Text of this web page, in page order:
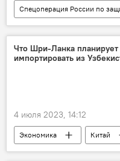
Спецоперация России по
Россия
ВСУ
Киев
ядерная
МАГАТЭ
Президент
Что Шри-Ланка планирует
импортировать из
4 июля 2023, 14:12
Экономика Китай
Шри-Ланка